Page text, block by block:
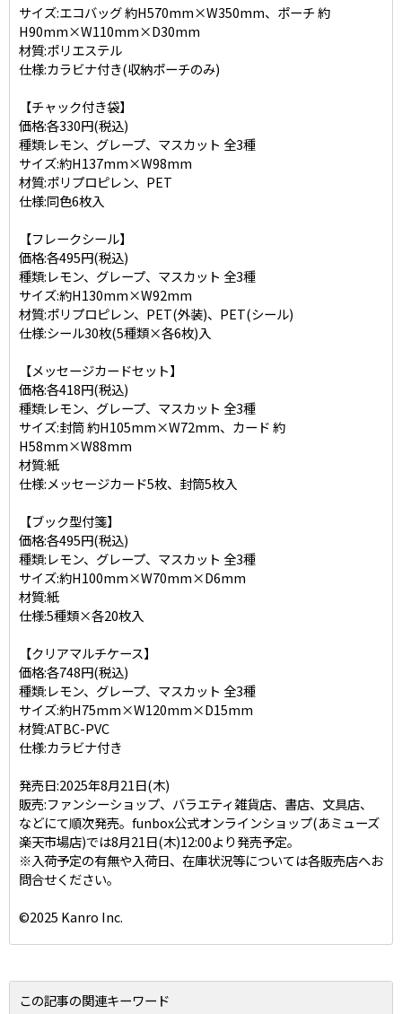
サイズ:エコバッグ 約H570mm×W350mm、ポーチ 約
H90mm×W110mm×D30mm
材質:ポリエステル
仕様:カラビナ付き(収納ポーチのみ)
【チャック付き袋】
価格:各330円(税込)
種類:レモン、グレープ、マスカット 全3種
サイズ:約H137mm×W98mm
材質:ポリプロピレン、PET
仕様:同色6枚入
【フレークシール】
価格:各495円(税込)
種類:レモン、グレープ、マスカット 全3種
サイズ:約H130mm×W92mm
材質:ポリプロピレン、PET(外装)、PET(シール)
仕様:シール30枚(5種類×各6枚)入
【メッセージカードセット】
価格:各418円(税込)
種類:レモン、グレープ、マスカット 全3種
サイズ:封筒 約H105mm×W72mm、カード 約
H58mm×W88mm
材質:紙
仕様:メッセージカード5枚、封筒5枚入
【ブック型付箋】
価格:各495円(税込)
種類:レモン、グレープ、マスカット 全3種
サイズ:約H100mm×W70mm×D6mm
材質:紙
仕様:5種類×各20枚入
【クリアマルチケース】
価格:各748円(税込)
種類:レモン、グレープ、マスカット 全3種
サイズ:約H75mm×W120mm×D15mm
材質:ATBC-PVC
仕様:カラビナ付き
発売日:2025年8月21日(木)
販売:ファンシーショップ、バラエティ雑貨店、書店、文具店、
などにて順次発売。funbox公式オンラインショップ(あミューズ
楽天市場店)では8月21日(木)12:00より発売予定。
※入荷予定の有無や入荷日、在庫状況等については各販売店へお
問合せください。
©2025 Kanro Inc.
この記事の関連キーワード